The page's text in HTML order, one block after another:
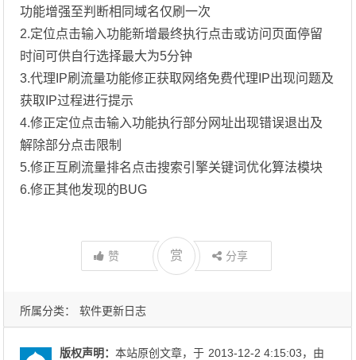
功能增强至判断相同域名仅刷一次
2.定位点击输入功能新增最终执行点击或访问页面停留
时间可供自行选择最大为5分钟
3.代理IP刷流量功能修正获取网络免费代理IP出现问题及
获取IP过程进行提示
4.修正定位点击输入功能执行部分网址出现错误退出及
解除部分点击限制
5.修正互刷流量排名点击搜索引擎关键词优化算法模块
6.修正其他发现的BUG
赞 赏 分享
所属分类： 软件更新日志
版权声明：本站原创文章，于 2013-12-2 4:15:03，由